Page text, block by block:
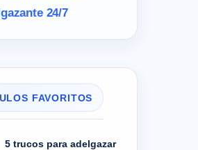
24/7
FAVORITOS
5 trucos para adelgazar